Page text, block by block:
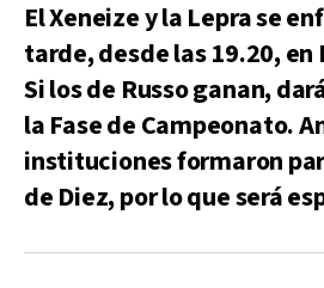
El Xeneize y la Lepra se
tarde, desde las 19.20, en
Si los de Russo ganan,
la Fase de Campeonato.
instituciones formaron
de Diez, por lo que será